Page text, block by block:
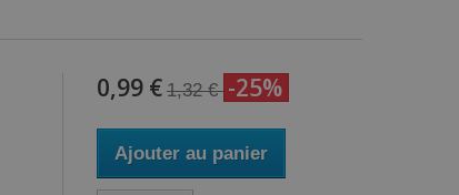
0,99 € 1,32 € -25%
Ajouter au panier